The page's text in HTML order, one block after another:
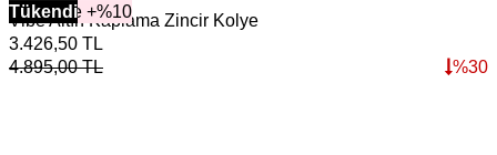
2+ Ürüne +%10
Tükendi
Vibe Altın Kaplama Zincir Kolye
3.426,50 TL
4.895,00TL %30